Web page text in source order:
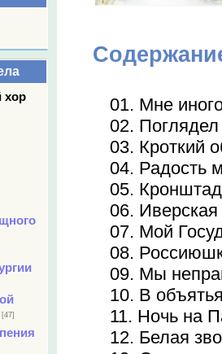
хор
[47]
01. Мне
02.
03. Кроткий
04. Радость
05.
06. Иверская
07. Мой
08.
09. Мы
10. В
11. Ночь на
12. Белая